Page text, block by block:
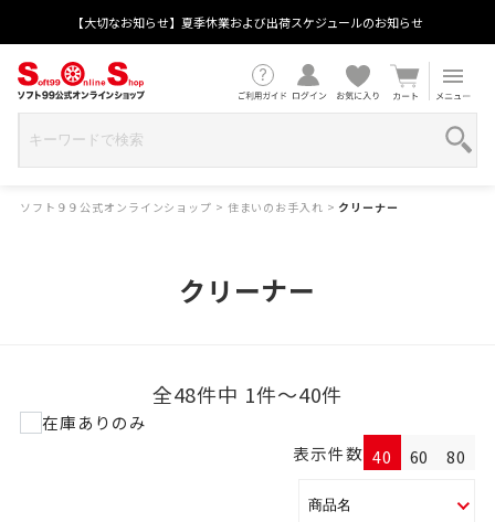
【大切なお知らせ】夏季休業および出荷スケジュールのお知らせ
ソフト９９公式オンラインショップ > 住まいのお手入れ > クリーナー
クリーナー
全48件中 1件～40件
在庫ありのみ
表示件数 40 60 80